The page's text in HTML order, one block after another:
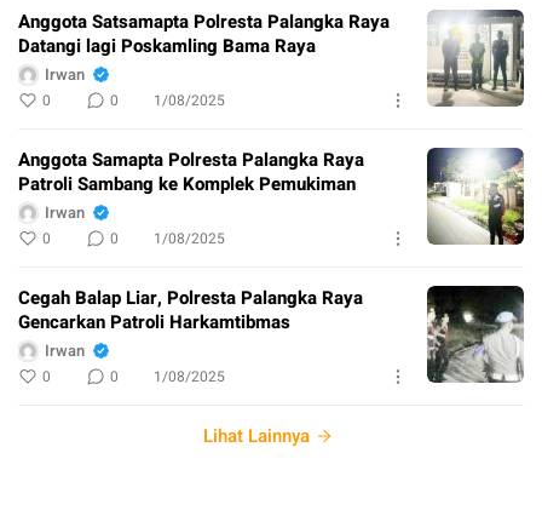
Anggota Satsamapta Polresta Palangka Raya
Datangi lagi Poskamling Bama Raya
Irwan
0 0 1/08/2025
Anggota Samapta Polresta Palangka Raya
Patroli Sambang ke Komplek Pemukiman
Irwan
0 0 1/08/2025
Cegah Balap Liar, Polresta Palangka Raya
Gencarkan Patroli Harkamtibmas
Irwan
0 0 1/08/2025
Lihat Lainnya